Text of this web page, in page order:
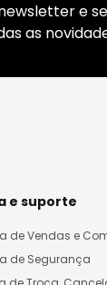
e
as
e suporte
de Vendas e
de Segurança